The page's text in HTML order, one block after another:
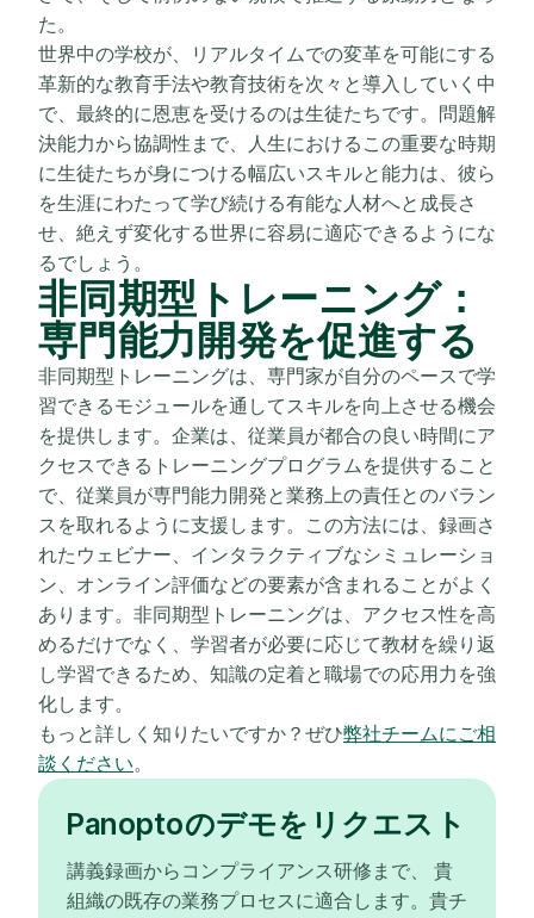
た。
世界中の学校が、リアルタイムでの変革を可能にする
革新的な教育手法や教育技術を次々と導入していく中
で、最終的に恩恵を受けるのは生徒たちです。問題解
決能力から協調性まで、人生におけるこの重要な時期
に生徒たちが身につける幅広いスキルと能力は、彼ら
を生涯にわたって学び続ける有能な人材へと成長さ
せ、絶えず変化する世界に容易に適応できるようにな
るでしょう。
非同期型トレーニング：
専門能力開発を促進する
非同期型トレーニングは、専門家が自分のペースで学
習できるモジュールを通してスキルを向上させる機会
を提供します。企業は、従業員が都合の良い時間にア
クセスできるトレーニングプログラムを提供すること
で、従業員が専門能力開発と業務上の責任とのバラン
スを取れるように支援します。この方法には、録画さ
れたウェビナー、インタラクティブなシミュレーショ
ン、オンライン評価などの要素が含まれることがよく
あります。非同期型トレーニングは、アクセス性を高
めるだけでなく、学習者が必要に応じて教材を繰り返
し学習できるため、知識の定着と職場での応用力を強
化します。
もっと詳しく知りたいですか？ぜひ弊社チームにご相
談ください。
Panoptoのデモをリクエスト
講義録画からコンプライアンス研修まで、 貴
組織の既存の業務プロセスに適合します。貴チ